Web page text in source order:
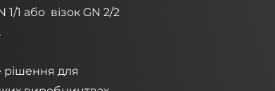
1/1 або візок GN 2/2
для